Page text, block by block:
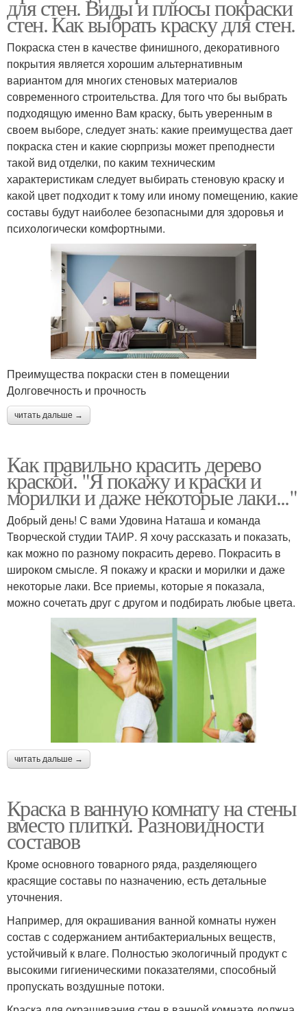
для стен. Виды и плюсы покраски
стен. Как выбрать краску для стен.
Покраска стен в качестве финишного, декоративного
покрытия является хорошим альтернативным
вариантом для многих стеновых материалов
современного строительства. Для того что бы выбрать
подходящую именно Вам краску, быть уверенным в
своем выборе, следует знать: какие преимущества дает
покраска стен и какие сюрпризы может преподнести
такой вид отделки, по каким техническим
характеристикам следует выбирать стеновую краску и
какой цвет подходит к тому или иному помещению, какие
составы будут наиболее безопасными для здоровья и
психологически комфортными.
Преимущества покраски стен в помещении
Долговечность и прочность
читать дальше →
Как правильно красить дерево
краской. "Я покажу и краски и
морилки и даже некоторые лаки..."
Добрый день! С вами Удовина Наташа и команда
Творческой студии ТАИР. Я хочу рассказать и показать,
как можно по разному покрасить дерево. Покрасить в
широком смысле. Я покажу и краски и морилки и даже
некоторые лаки. Все приемы, которые я показала,
можно сочетать друг с другом и подбирать любые цвета.
читать дальше →
Краска в ванную комнату на стены
вместо плитки. Разновидности
составов
Кроме основного товарного ряда, разделяющего
красящие составы по назначению, есть детальные
уточнения.
Например, для окрашивания ванной комнаты нужен
состав с содержанием антибактериальных веществ,
устойчивый к влаге. Полностью экологичный продукт с
высокими гигиеническими показателями, способный
пропускать воздушные потоки.